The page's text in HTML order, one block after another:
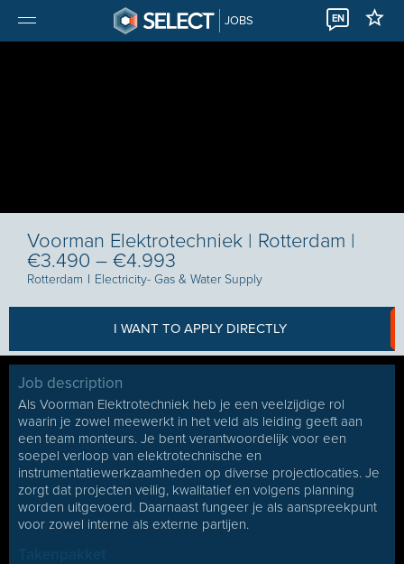
JOBS EN
Voorman Elektrotechniek | Rotterdam |
€3.490 – €4.993
Rotterdam I Electricity- Gas & Water Supply
I WANT TO APPLY DIRECTLY
Job description
Als Voorman Elektrotechniek heb je een veelzijdige rol
waarin je zowel meewerkt in het veld als leiding geeft aan
een team monteurs. Je bent verantwoordelijk voor een
soepel verloop van elektrotechnische en
instrumentatiewerkzaamheden op diverse projectlocaties. Je
zorgt dat projecten veilig, kwalitatief en volgens planning
worden uitgevoerd. Daarnaast fungeer je als aanspreekpunt
voor zowel interne als externe partijen.